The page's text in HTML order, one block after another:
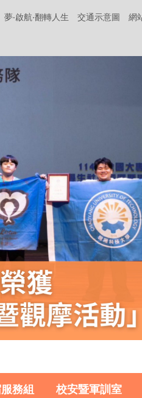
夢‧啟航‧翻轉人生 交通示意圖 網
務組
校安暨軍訓室